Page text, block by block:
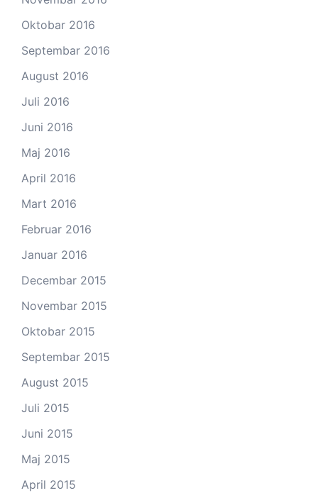
Oktobar 2016
Septembar 2016
August 2016
Juli 2016
Juni 2016
Maj 2016
April 2016
Mart 2016
Februar 2016
Januar 2016
Decembar 2015
Novembar 2015
Oktobar 2015
Septembar 2015
August 2015
Juli 2015
Juni 2015
Maj 2015
April 2015